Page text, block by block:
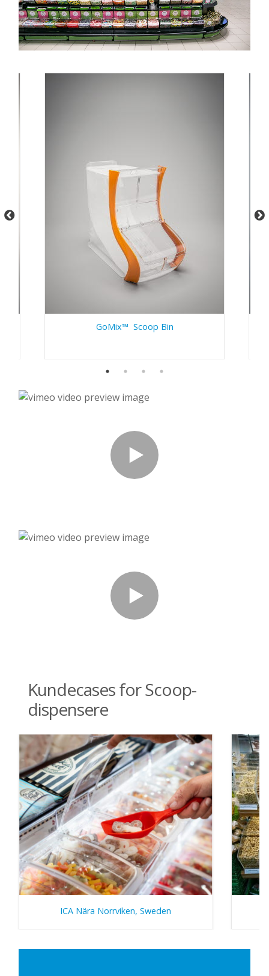
GoMix™ Scoop Bin
Kundecases for Scoop-
dispensere
ICA Nära Norrviken, Sweden